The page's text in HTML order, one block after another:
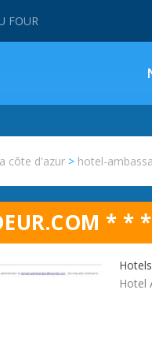
FOUR
côte d'azur > hotel-
* *
Hotel